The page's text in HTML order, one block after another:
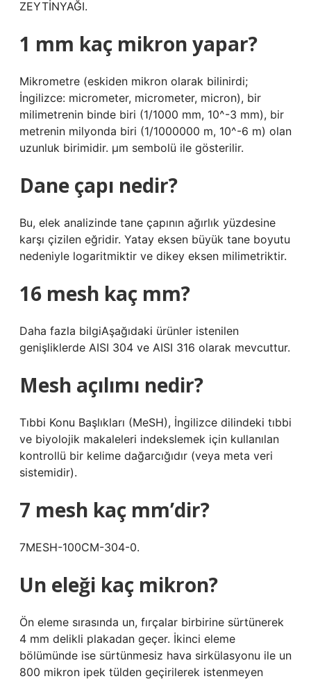
ZEYTİNYAĞI.
1 mm kaç mikron yapar?
Mikrometre (eskiden mikron olarak bilinirdi;
İngilizce: micrometer, micrometer, micron), bir
milimetrenin binde biri (1/1000 mm, 10^-3 mm), bir
metrenin milyonda biri (1/1000000 m, 10^-6 m) olan
uzunluk birimidir. µm sembolü ile gösterilir.
Dane çapı nedir?
Bu, elek analizinde tane çapının ağırlık yüzdesine
karşı çizilen eğridir. Yatay eksen büyük tane boyutu
nedeniyle logaritmiktir ve dikey eksen milimetriktir.
16 mesh kaç mm?
Daha fazla bilgiAşağıdaki ürünler istenilen
genişliklerde AISI 304 ve AISI 316 olarak mevcuttur.
Mesh açılımı nedir?
Tıbbi Konu Başlıkları (MeSH), İngilizce dilindeki tıbbi
ve biyolojik makaleleri indekslemek için kullanılan
kontrollü bir kelime dağarcığıdır (veya meta veri
sistemidir).
7 mesh kaç mm’dir?
7MESH-100CM-304-0.
Un eleği kaç mikron?
Ön eleme sırasında un, fırçalar birbirine sürtünerek
4 mm delikli plakadan geçer. İkinci eleme
bölümünde ise sürtünmesiz hava sirkülasyonu ile un
800 mikron ipek tülden geçirilerek istenmeyen